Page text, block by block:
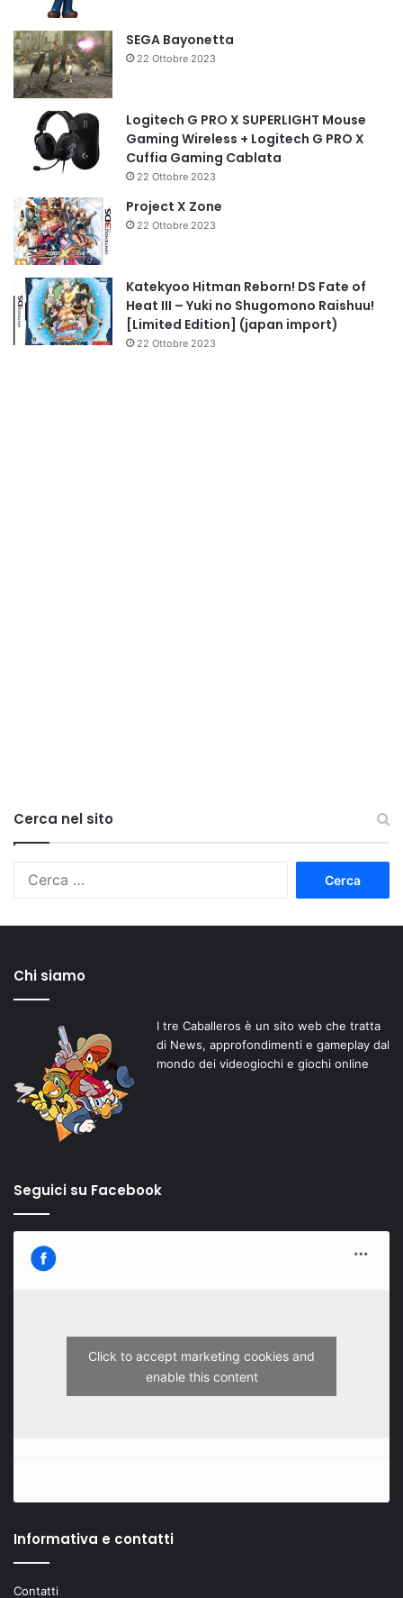
SEGA Bayonetta
22 Ottobre 2023
Logitech G PRO X SUPERLIGHT Mouse
Gaming Wireless + Logitech G PRO X
Cuffia Gaming Cablata
22 Ottobre 2023
Project X Zone
22 Ottobre 2023
Katekyoo Hitman Reborn! DS Fate of
Heat III – Yuki no Shugomono Raishuu!
[Limited Edition] (japan import)
22 Ottobre 2023
Cerca nel sito
Chi siamo
I tre Caballeros è un sito web che tratta
di News, approfondimenti e gameplay dal
mondo dei videogiochi e giochi online
Seguici su Facebook
Click to accept marketing cookies and
enable this content
Informativa e contatti
Contatti